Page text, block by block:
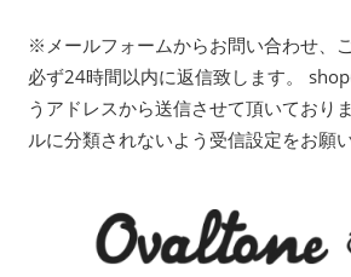
※メールフォームからお問い合わせ、
必ず24時間以内に返信致します。
うアドレスから送信させて頂いており
ルに分類されないよう受信設定をお願